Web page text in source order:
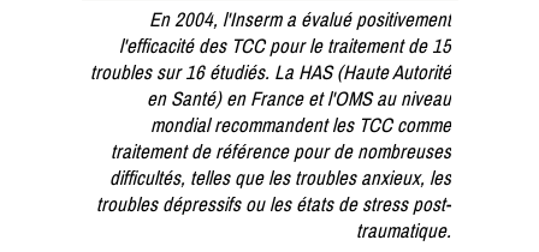
En 2004, l'Inserm a évalué positivement
l'efficacité des TCC pour le traitement de 15
troubles sur 16 étudiés. La HAS (Haute Autorité
en Santé) en France et l'OMS au niveau
mondial recommandent les TCC comme
traitement de référence pour de nombreuses
difficultés, telles que les troubles anxieux, les
troubles dépressifs ou les états de stress post-
traumatique.